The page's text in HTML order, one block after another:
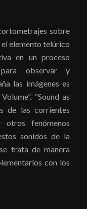
sobre
el elemento telúrico
en un proceso
observar y
las imágenes es
“Sound as
de las corrientes
fenómenos
sonidos de la
trata de manera
con los